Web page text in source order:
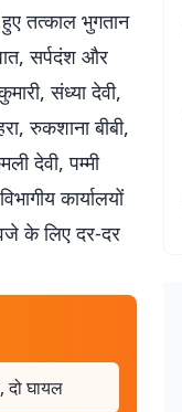
तत्काल भुगतान
सर्पदंश और
संध्या देवी,
रुकशाना बीबी,
देवी, पम्मी
कार्यालयों
के लिए दर-दर
दो घायल